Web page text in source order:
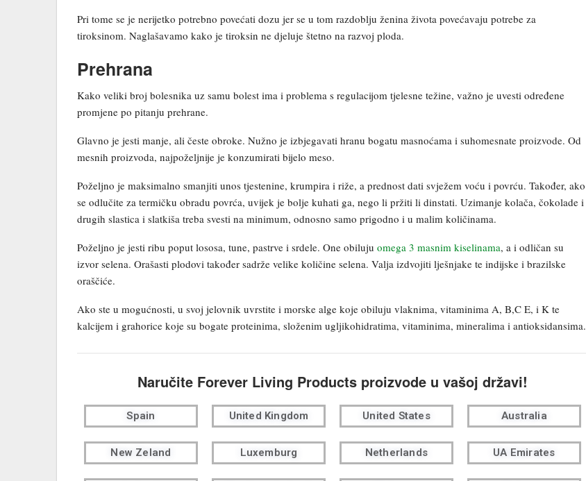
Pri tome se je nerijetko potrebno povećati dozu jer se u tom razdoblju ženina života povećavaju potrebe za
tiroksinom. Naglašavamo kako je tiroksin ne djeluje štetno na razvoj ploda.
Prehrana
Kako veliki broj bolesnika uz samu bolest ima i problema s regulacijom tjelesne težine, važno je uvesti određene
promjene po pitanju prehrane.
Glavno je jesti manje, ali česte obroke. Nužno je izbjegavati hranu bogatu masnoćama i suhomesnate proizvode. Od
mesnih proizvoda, najpoželjnije je konzumirati bijelo meso.
Poželjno je maksimalno smanjiti unos tjestenine, krumpira i riže, a prednost dati svježem voću i povrću. Također, ako
se odlučite za termičku obradu povrća, uvijek je bolje kuhati ga, nego li pržiti li dinstati. Uzimanje kolača, čokolade i
drugih slastica i slatkiša treba svesti na minimum, odnosno samo prigodno i u malim količinama.
Poželjno je jesti ribu poput lososa, tune, pastrve i srdele. One obiluju omega 3 masnim kiselinama, a i odličan su
izvor selena. Orašasti plodovi također sadrže velike količine selena. Valja izdvojiti lješnjake te indijske i brazilske
oraščiće.
Ako ste u mogućnosti, u svoj jelovnik uvrstite i morske alge koje obiluju vlaknima, vitaminima A, B,C E, i K te
kalcijem i grahorice koje su bogate proteinima, složenim ugljikohidratima, vitaminima, mineralima i antioksidansima.
Naručite Forever Living Products proizvode u vašoj državi!
Spain
New Zeland
United Kingdom
Luxemburg
United States
Netherlands
Australia
UA Emirates